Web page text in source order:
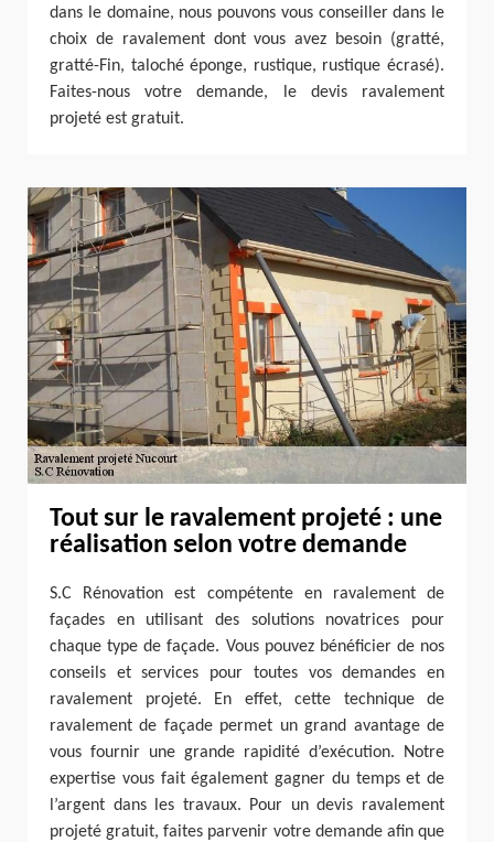
dans le domaine, nous pouvons vous conseiller dans le
choix de ravalement dont vous avez besoin (gratté,
gratté-Fin, taloché éponge, rustique, rustique écrasé).
Faites-nous votre demande, le devis ravalement
projeté est gratuit.
Tout sur le ravalement projeté : une
réalisation selon votre demande
S.C Rénovation est compétente en ravalement de
façades en utilisant des solutions novatrices pour
chaque type de façade. Vous pouvez bénéficier de nos
conseils et services pour toutes vos demandes en
ravalement projeté. En effet, cette technique de
ravalement de façade permet un grand avantage de
vous fournir une grande rapidité d’exécution. Notre
expertise vous fait également gagner du temps et de
l’argent dans les travaux. Pour un devis ravalement
projeté gratuit, faites parvenir votre demande afin que